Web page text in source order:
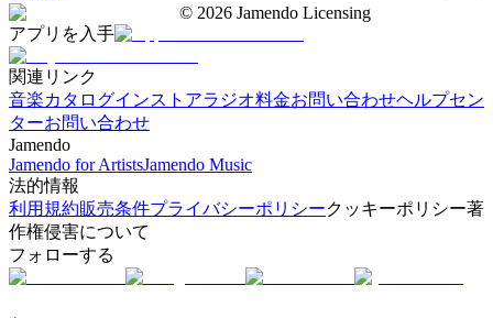
© 2026 Jamendo Licensing
アプリを入手
関連リンク
音楽カタログインストアラジオ料金お問い合わせヘルプセン
ターお問い合わせ
Jamendo
Jamendo for ArtistsJamendo Music
法的情報
利用規約販売条件プライバシーポリシークッキーポリシー著
作権侵害について
フォローする